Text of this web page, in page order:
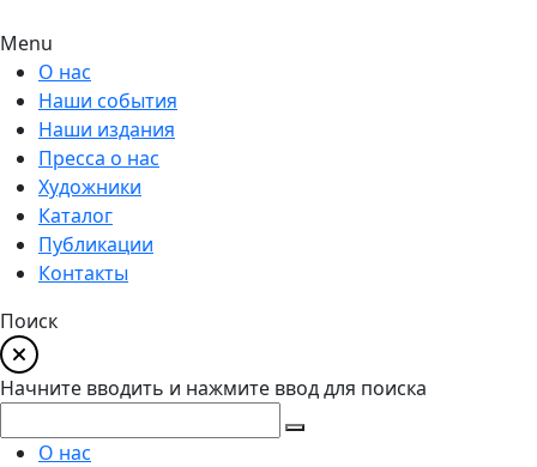
Menu
О нас
Наши события
Наши издания
Пресса о нас
Художники
Каталог
Публикации
Контакты
Поиск
Начните вводить и нажмите ввод для поиска
О нас